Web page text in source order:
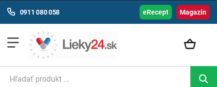
Magazín
0911 080 058 eRecept